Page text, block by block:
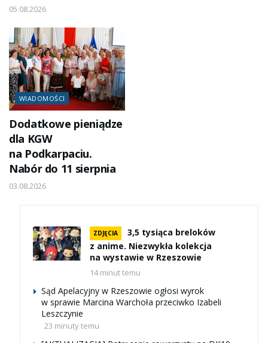
05.08.2026
WIADOMOŚCI
Dodatkowe pieniądze
dla KGW
na Podkarpaciu.
Nabór do 11 sierpnia
03.08.2026
ZDJĘCIA
3,5 tysiąca breloków
z anime. Niezwykła kolekcja
na wystawie w Rzeszowie
14 minut temu
Sąd Apelacyjny w Rzeszowie ogłosi wyrok
w sprawie Marcina Warchoła przeciwko Izabeli
Leszczynie
23 minuty temu